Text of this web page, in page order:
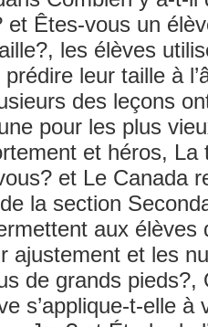
et Êtes-vous un
les élèves
leur taille à
des leçons
pour les plus
et héros, La
et Le Canada
la section
aux élèves
ajustement et les
de grands
s’applique-t-elle